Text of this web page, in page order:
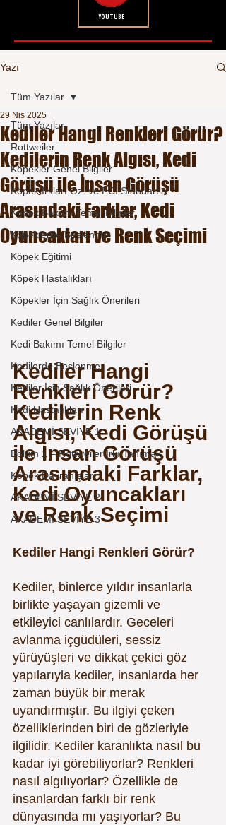
YOUTUBE
Yazı
Tüm Yazılar
Rottweiler
Köpekler Genel Bilgiler
Köpek Irkları Öz. ve FCI Standartla
Köpek Bakımı Temel Bilgiler
Köpeklerde Beslenme
Köpek Eğitimi
Köpek Hastalıkları
Köpekler İçin Sağlık Önerileri
Kediler Genel Bilgiler
Kedi Bakımı Temel Bilgiler
Kedilerde Beslenme
Kediler İçin Sağlık Önerileri
Kedi Hastalıkları
AKADEMİ SEVİYE 1
Bölüm 1 – Rottweiler Irkı Tanımak
Köpek Davranışları
AKADEMİ SEVİYE 2
AKADEMİ SEVİYE 3
Tüm Yazılar
Kediler Hangi Renkleri Görür?
Kedilerin Renk Algısı, Kedi
Görüşü ile İnsan Görüşü
Arasındaki Farklar, Kedi
Oyuncakları ve Renk Seçimi
29 Nis 2025
Kediler Hangi
Renkleri Görür?
Kedilerin Renk
Algısı, Kedi Görüşü
ile İnsan Görüşü
Arasındaki Farklar,
Kedi Oyuncakları
ve Renk Seçimi
Kediler Hangi Renkleri Görür?
Kediler, binlerce yıldır insanlarla
birlikte yaşayan gizemli ve
etkileyici canlılardır. Geceleri
avlanma içgüdüleri, sessiz
yürüyüşleri ve dikkat çekici göz
yapılarıyla kediler, insanlarda her
zaman büyük bir merak
uyandırmıştır. Bu ilgiyi çeken
özelliklerinden biri de gözleriyle
ilgilidir. Kediler karanlıkta nasıl bu
kadar iyi görebiliyorlar? Renkleri
nasıl algılıyorlar? Özellikle de
insanlardan farklı bir renk
dünyasında mı yaşıyorlar? Bu